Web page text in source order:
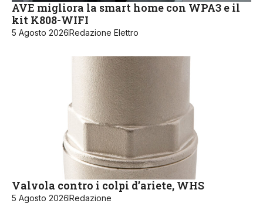
AVE migliora la smart home con WPA3 e il
kit K808-WIFI
5 Agosto 2026Redazione Elettro
Valvola contro i colpi d’ariete, WHS
5 Agosto 2026Redazione